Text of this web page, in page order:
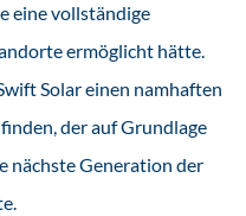
eine vollständige
ermöglicht hätte.
Solar einen namhaften
der auf Grundlage
nächste Generation der